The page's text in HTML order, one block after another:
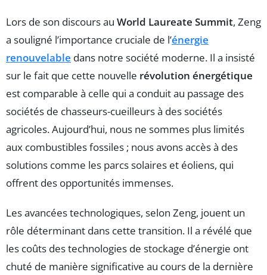
Lors de son discours au World Laureate Summit, Zeng
a souligné l’importance cruciale de l’énergie
renouvelable dans notre société moderne. Il a insisté
sur le fait que cette nouvelle révolution énergétique
est comparable à celle qui a conduit au passage des
sociétés de chasseurs-cueilleurs à des sociétés
agricoles. Aujourd’hui, nous ne sommes plus limités
aux combustibles fossiles ; nous avons accès à des
solutions comme les parcs solaires et éoliens, qui
offrent des opportunités immenses.
Les avancées technologiques, selon Zeng, jouent un
rôle déterminant dans cette transition. Il a révélé que
les coûts des technologies de stockage d’énergie ont
chuté de manière significative au cours de la dernière